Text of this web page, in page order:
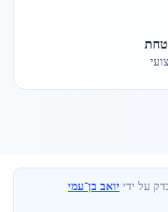
על ידי יואב בן־עמי